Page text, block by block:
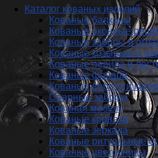
Каталог кованых изделий
Кованые балконы
Кованые оконные
Кованые заборы и
Кованые козырьки и
Кованые перила и
Кованые фонари
Кованые ворота и
Сварные заборы
Кованая мебель
Кованые кровати
Кованые зеркала
Кованые ритуальные
Кованые цветочницы